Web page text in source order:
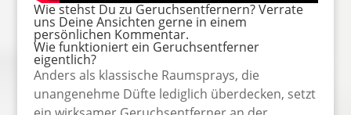
Wie stehst Du zu Geruchsentfernern? Verrate
uns Deine Ansichten gerne in einem
persönlichen Kommentar.
Wie funktioniert ein Geruchsentferner
eigentlich?
Anders als klassische Raumsprays, die
unangenehme Düfte lediglich überdecken, setzt